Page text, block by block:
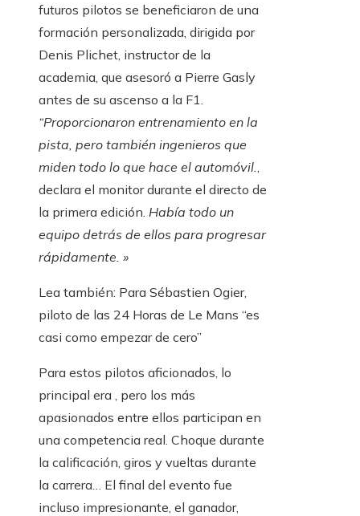
futuros pilotos se beneficiaron de una
formación personalizada, dirigida por
Denis Plichet, instructor de la
academia, que asesoró a Pierre Gasly
antes de su ascenso a la F1.
“Proporcionaron entrenamiento en la
pista, pero también ingenieros que
miden todo lo que hace el automóvil.
declara el monitor durante el directo de
la primera edición. Había todo un
equipo detrás de ellos para progresar
rápidamente. »
Lea también: Para Sébastien Ogier,
piloto de las 24 Horas de Le Mans “es
casi como empezar de cero”
Para estos pilotos aficionados, lo
principal era , pero los más
apasionados entre ellos participan en
una competencia real. Choque durante
la calificación, giros y vueltas durante
la carrera… El final del evento fue
incluso impresionante, el ganador,